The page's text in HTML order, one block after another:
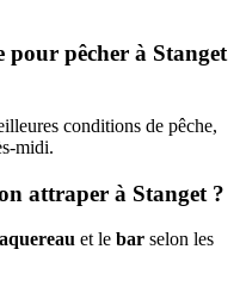
pour pêcher à Stanget
conditions de pêche,
midi.
attraper à Stanget ?
et le bar selon les